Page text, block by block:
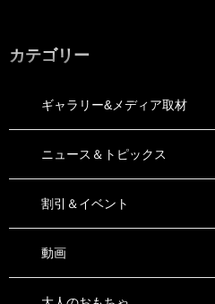
カテゴリー
ギャラリー&メディア取材
ニュース＆トピックス
割引＆イベント
動画